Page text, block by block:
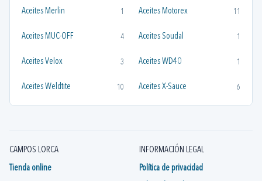
Aceites Merlin 1 Aceites Motorex 11
Aceites MUC-OFF 4 Aceites Soudal 1
Aceites Velox 3 Aceites WD40 1
Aceites Weldtite 10 Aceites X-Sauce 6
Grasas y Aceites SHIMANO
CAMPOS LORCA
Tienda online
INFORMACIÓN LEGAL
Política de privacidad